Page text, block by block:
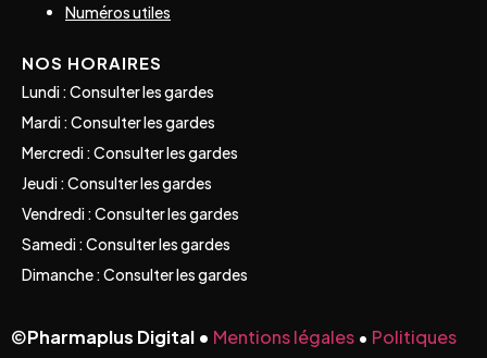
Numéros utiles
NOS HORAIRES
Lundi : Consulter les gardes
Mardi : Consulter les gardes
Mercredi : Consulter les gardes
Jeudi : Consulter les gardes
Vendredi : Consulter les gardes
Samedi : Consulter les gardes
Dimanche : Consulter les gardes
©Pharmaplus Digital • Mentions légales • Politiques